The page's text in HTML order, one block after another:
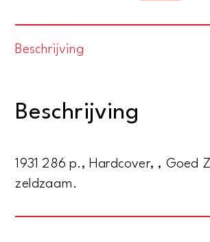
Beschrijving
Beschrijving
1931 286 p., Hardcover, , Goed
zeldzaam.